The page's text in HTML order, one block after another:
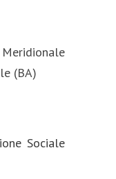
(BA)
Sociale